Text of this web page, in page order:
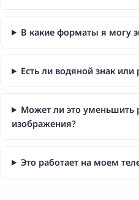
В какие форматы я могу
Есть ли водяной знак или
Может ли это уменьшить
изображения?
Это работает на моем